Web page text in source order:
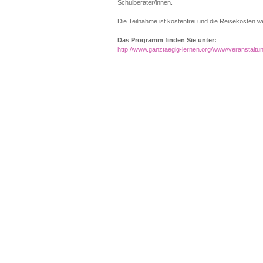
Schulberater/innen.
Die Teilnahme ist kostenfrei und die Reisekosten
Das Programm finden Sie unter:
http://www.ganztaegig-lernen.org/www/